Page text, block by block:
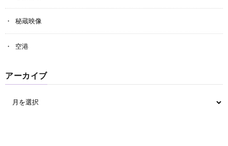
秘蔵映像
空港
アーカイブ